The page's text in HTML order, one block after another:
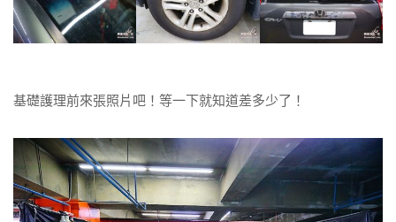
基礎護理前來張照片吧！等一下就知道差多少了！